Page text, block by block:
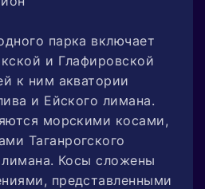
парка включает
и Глафировской
к ним акватории
и Ейского лимана.
морскими косами,
Таганрогского
Косы сложены
представленными